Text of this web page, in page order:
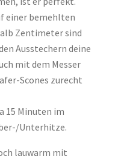
einer bemehlten
Zentimeter sind
Ausstechern deine
mit dem Messer
Scones zurecht
15 Minuten im
Unterhitze.
lauwarm mit